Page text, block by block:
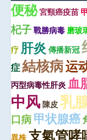
便秘宮頸癌疫苗
杞子 戰勝病毒 磨玻
疗 肝炎 傳播新冠
症結核病运
丙型病毒性肝炎 血
中风 陳皮 乳
口病甲状腺癌
異株支氣管哮